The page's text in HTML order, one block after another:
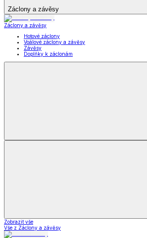
Záclony a závěsy
Záclony a závěsy
Hotové záclony
Voálové záclony a závěsy
Závěsy
Doplňky k záclonám
Zobrazit vše
Vše z Záclony a závěsy